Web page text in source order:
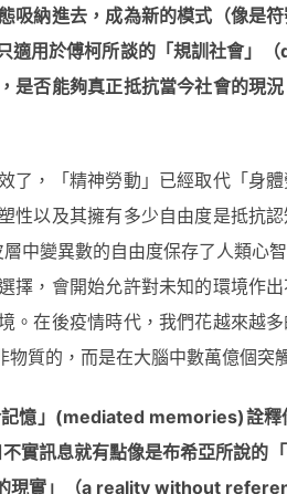
吸納進去，成為新的模式（像是
適用於傅柯所談的「規訓社會」
是否能夠真正抵抗當今社會的現
了，「精神勞動」已經取代「身
性以及其擁有多少自由度是抵抗
中變異數的自由度保存了人類心
擇，會開始允許對未知的環境作
。在後疫情時代，我們花越來越
質的，而是在大腦中數萬億個突
記憶」(mediated memories)詮釋
實訊息就有點像是布希亞所說的
現實」（a reality without